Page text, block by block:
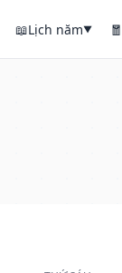
📖Lịch năm▼ 🧧